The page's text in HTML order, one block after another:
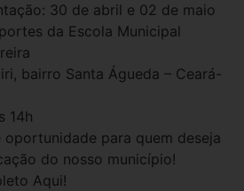
30 de abril e 02 de maio
da Escola Municipal
bairro Santa Águeda – Ceará-
14h
oportunidade para quem deseja
do nosso município!
Aqui!